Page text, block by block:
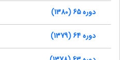
دوره 65 (1380)
دوره 64 (1379)